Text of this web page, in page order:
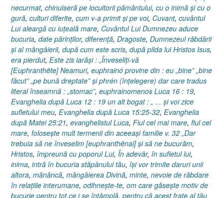
necurmat, chinuiseră pe locuitorii pământului, cu o inimă şi cu o
gură, culturi diferite, cum v-a primit şi pe voi, Cuvant, cuvântul
Lui aleargă cu iuţeală mare, Cuvântul Lui Dumnezeu aduce
bucuria, date părinţilor, diferenţă, Dragoste, Dumnezeul răbdării
şi al mângâierii, după cum este scris, după pilda lui Hristos Isus,
era pierdut, Este zis iarăşi : „Înveseliţi-vă
[Euphranthēte] Neamuri, euphrainó provine din : eu „bine” „bine
făcut” „pe bună dreptate” şi phrén (înţelegere) dar care tradus
literal înseamnă : „stomac”, euphrainomenos Luca 16 : 19,
Evanghelia după Luca 12 : 19 un alt bogat : „ ... şi voi zice
sufletului meu, Evanghelia după Luca 15:25-32, Evanghelia
după Matei 25:21, evanghelistul Luca, Fiul cel mai mare, fiul cel
mare, foloseşte mult termenii din aceeaşi familie v. 32 „Dar
trebuia să ne înveselim [euphranthēnai] şi să ne bucurăm,
Hristos, împreună cu poporul Lui, În adevăr, în sufletul lui,
inima, intră în bucuria stăpânului tău, îşi vor trimite daruri unii
altora, mănâncă, mângâierea Divină, minte, nevoie de răbdare
în relaţiile interumane, odihneşte-te, om care găseşte motiv de
bucurie pentru tot ce i se întâmplă, pentru că acest frate al tău